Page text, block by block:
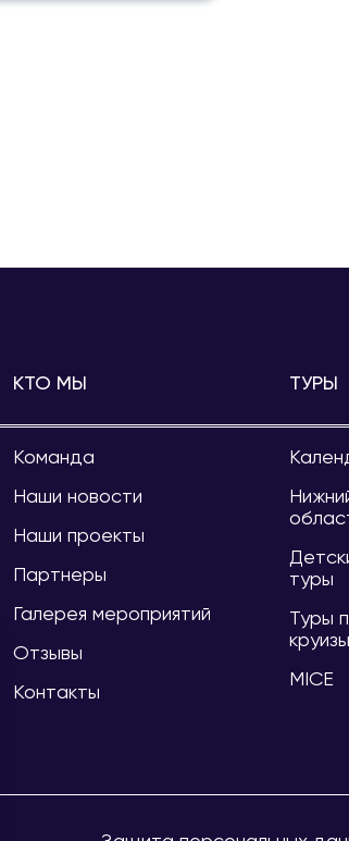
КТО МЫ
Команда
Наши новости
Наши проекты
Партнеры
Галерея мероприятий
Отзывы
Контакты
ТУРЫ
туры
Туры
круизы
MICE